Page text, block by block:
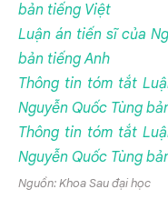
bản tiếng Việt
Luận án tiến sĩ của
bản tiếng Anh
Thông tin tóm tắt
Nguyễn Quốc Tùng
Thông tin tóm tắt
Nguyễn Quốc Tùng
Nguồn: Khoa Sau đại học